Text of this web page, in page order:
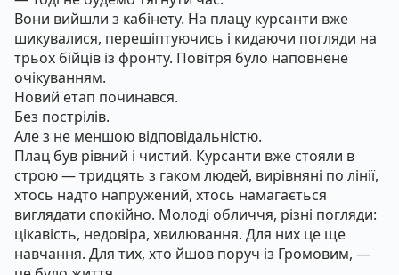
Вони вийшли з кабінету. На плацу курсанти вже
шикувалися, перешіптуючись і кидаючи погляди на
трьох бійців із фронту. Повітря було наповнене
очікуванням.
Новий етап починався.
Без пострілів.
Але з не меншою відповідальністю.
Плац був рівний і чистий. Курсанти вже стояли в
строю — тридцять з гаком людей, вирівняні по лінії,
хтось надто напружений, хтось намагається
виглядати спокійно. Молоді обличчя, різні погляди:
цікавість, недовіра, хвилювання. Для них це ще
навчання. Для тих, хто йшов поруч із Громовим, —